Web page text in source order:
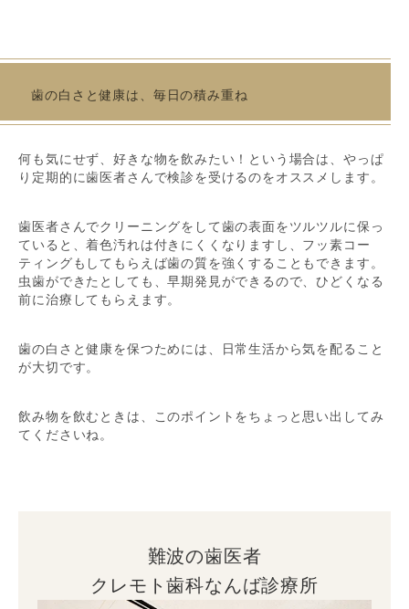
歯の白さと健康は、毎日の積み重ね
何も気にせず、好きな物を飲みたい！という場合は、やっぱ
り定期的に歯医者さんで検診を受けるのをオススメします。
歯医者さんでクリーニングをして歯の表面をツルツルに保っ
ていると、着色汚れは付きにくくなりますし、フッ素コー
ティングもしてもらえば歯の質を強くすることもできます。
虫歯ができたとしても、早期発見ができるので、ひどくなる
前に治療してもらえます。
歯の白さと健康を保つためには、日常生活から気を配ること
が大切です。
飲み物を飲むときは、このポイントをちょっと思い出してみ
てくださいね。
難波の歯医者
クレモト歯科なんば診療所